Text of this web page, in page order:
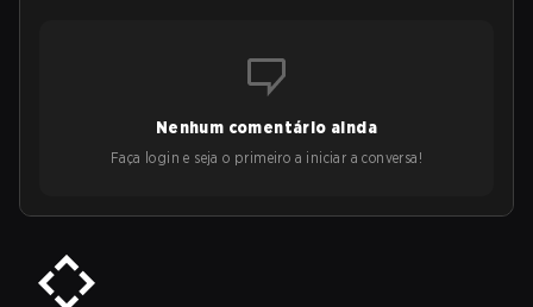
Nenhum comentário ainda
Faça login e seja o primeiro a iniciar a conversa!